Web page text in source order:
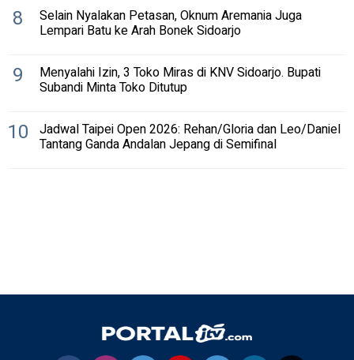
8 Selain Nyalakan Petasan, Oknum Aremania Juga
Lempari Batu ke Arah Bonek Sidoarjo
9 Menyalahi Izin, 3 Toko Miras di KNV Sidoarjo. Bupati
Subandi Minta Toko Ditutup
10 Jadwal Taipei Open 2026: Rehan/Gloria dan Leo/Daniel
Tantang Ganda Andalan Jepang di Semifinal